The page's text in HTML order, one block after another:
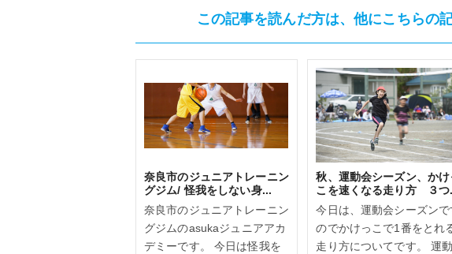
この記事を読んだ方は、他にこちらの
奈良市のジュニアトレーニン
グジム/ 怪我をしない身...
奈良市のジュニアトレーニン
グジムのasukaジュニアアカ
デミーです。 今日は怪我を
秋、運動会シーズン、かけ
こを速くなる走り方 ３つ
今日は、運動会シーズンで
のでかけっこで1番をとれ
走り方についてです。 運動